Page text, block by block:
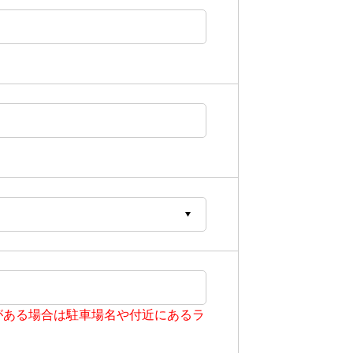
る場合は駐車場名や付近にあるラ